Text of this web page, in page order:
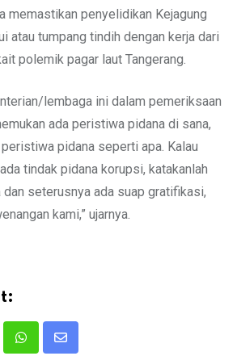
memastikan penyelidikan Kejagung
atau tumpang tindih dengan kerja dari
polemik pagar laut Tangerang.
lembaga ini dalam pemeriksaan
ada peristiwa pidana di sana,
pidana seperti apa. Kalau
tindak pidana korupsi, katakanlah
seterusnya ada suap gratifikasi,
kami,” ujarnya.
WhatsappShare